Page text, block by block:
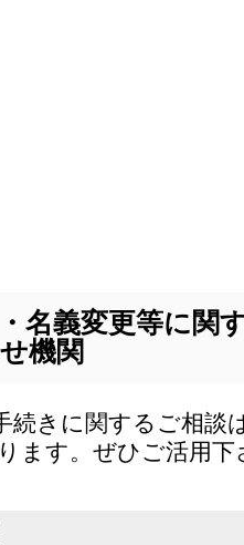
名義変更等に関
機関
続きに関するご相談
ます。ぜひご活用下